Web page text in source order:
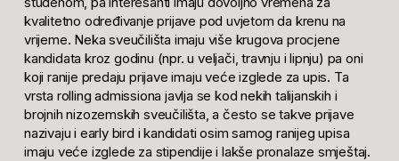
kvalitetno određivanje prijave pod uvjetom da krenu na
vrijeme. Neka sveučilišta imaju više krugova procjene
kandidata kroz godinu (npr. u veljači, travnju i lipnju) pa oni
koji ranije predaju prijave imaju veće izglede za upis. Ta
vrsta rolling admissiona javlja se kod nekih talijanskih i
brojnih nizozemskih sveučilišta, a često se takve prijave
nazivaju i early bird i kandidati osim samog ranijeg upisa
imaju veće izglede za stipendije i lakše pronalaze smještaj.